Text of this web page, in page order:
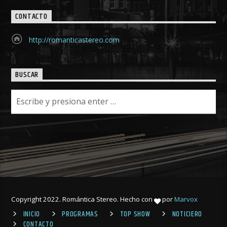
CONTACTO
http://romanticastereo.com
BUSCAR
Copyright 2022. Romántica Stereo. Hecho con porMarvox
INICIO PROGRAMAS TOP SHOW
NOTICIERO
CONTACTO